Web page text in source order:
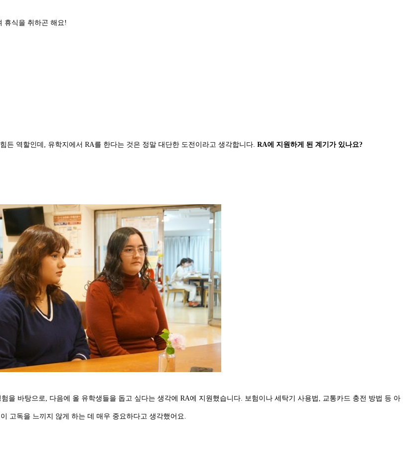
휴식을 취하곤 해요!
든 역할인데, 유학지에서 RA를 한다는 것은 정말 대단한 도전이라고 생각합니다. RA에 지원하게 된 계기가 있나요?
을 바탕으로, 다음에 올 유학생들을 돕고 싶다는 생각에 RA에 지원했습니다. 보험이나 세탁기 사용법, 교통카드 충전 방법 등 아
고독을 느끼지 않게 하는 데 매우 중요하다고 생각했어요.